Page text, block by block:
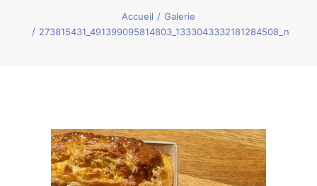
Ateliers Culinaires
Galerie
Contact
Accueil
Galerie
273815431_491399095814803_1333043332181284508_n